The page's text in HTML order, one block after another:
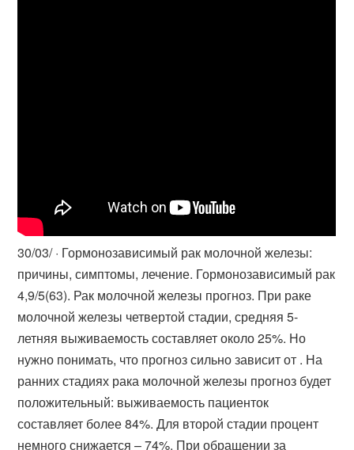
30/03/ · Гормонозависимый рак молочной железы:
причины, симптомы, лечение. Гормонозависимый рак
4,9/5(63). Рак молочной железы прогноз. При раке
молочной железы четвертой стадии, средняя 5-
летняя выживаемость составляет около 25%. Но
нужно понимать, что прогноз сильно зависит от . На
ранних стадиях рака молочной железы прогноз будет
положительный: выживаемость пациенток
составляет более 84%. Для второй стадии процент
немного снижается – 74%. При обращении за